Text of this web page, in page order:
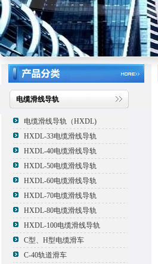
电缆滑线导轨
电缆滑线导轨（HXDL)
HXDL-33电缆滑线导轨
HXDL-40电缆滑线导轨
HXDL-50电缆滑线导轨
HXDL-60电缆滑线导轨
HXDL-70电缆滑线导轨
HXDL-80电缆滑线导轨
HXDL-100电缆滑线导轨
C型、H型电缆滑车
C-40轨道滑车